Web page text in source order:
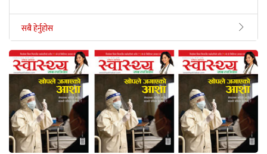
सबै हेर्नुहोस